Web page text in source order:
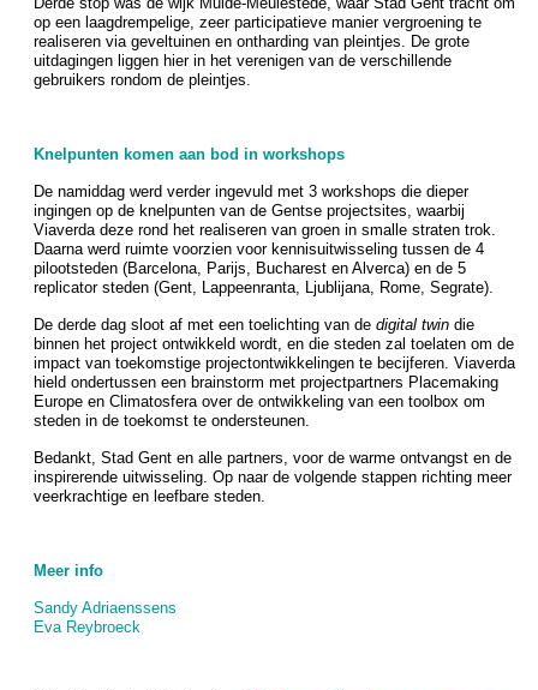
op een laagdrempelige, zeer participatieve manier vergroening te
realiseren via geveltuinen en ontharding van pleintjes. De grote
uitdagingen liggen hier in het verenigen van de verschillende
gebruikers rondom de pleintjes.
Knelpunten komen aan bod in workshops
De namiddag werd verder ingevuld met 3 workshops die dieper
ingingen op de knelpunten van de Gentse projectsites, waarbij
Viaverda deze rond het realiseren van groen in smalle straten trok.
Daarna werd ruimte voorzien voor kennisuitwisseling tussen de 4
pilootsteden (Barcelona, Parijs, Bucharest en Alverca) en de 5
replicator steden (Gent, Lappeenranta, Ljublijana, Rome, Segrate).
De derde dag sloot af met een toelichting van de digital twin die
binnen het project ontwikkeld wordt, en die steden zal toelaten om de
impact van toekomstige projectontwikkelingen te becijferen. Viaverda
hield ondertussen een brainstorm met projectpartners Placemaking
Europe en Climatosfera over de ontwikkeling van een toolbox om
steden in de toekomst te ondersteunen.
Bedankt, Stad Gent en alle partners, voor de warme ontvangst en de
inspirerende uitwisseling. Op naar de volgende stappen richting meer
veerkrachtige en leefbare steden.
Meer info
Sandy Adriaenssens
Eva Reybroeck